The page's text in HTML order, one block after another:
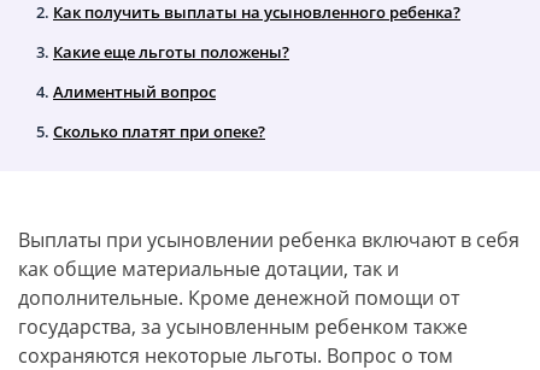
Как получить выплаты на усыновленного ребенка?
Какие еще льготы положены?
Алиментный вопрос
Сколько платят при опеке?
Выплаты при усыновлении ребенка включают в себя
как общие материальные дотации, так и
дополнительные. Кроме денежной помощи от
государства, за усыновленным ребенком также
сохраняются некоторые льготы. Вопрос о том